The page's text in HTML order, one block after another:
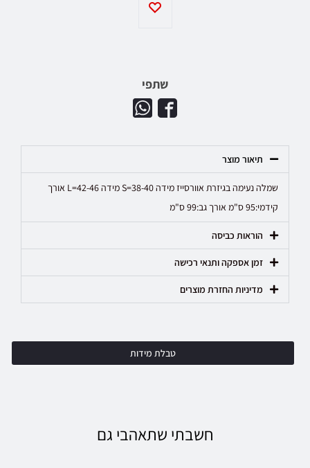
טבלת מידות
שתפי
תיאור מוצר
שמלה נעימה בגיזרת אוורסייז מידה S=38-40 מידה L=42-46 אורך
קידמי:95 ס"מ אורך גב:99 ס"מ
הוראות כביסה
זמן אספקה ותנאי רכישה
מדיניות החזרת מוצרים
חשבתי שתאהבי גם